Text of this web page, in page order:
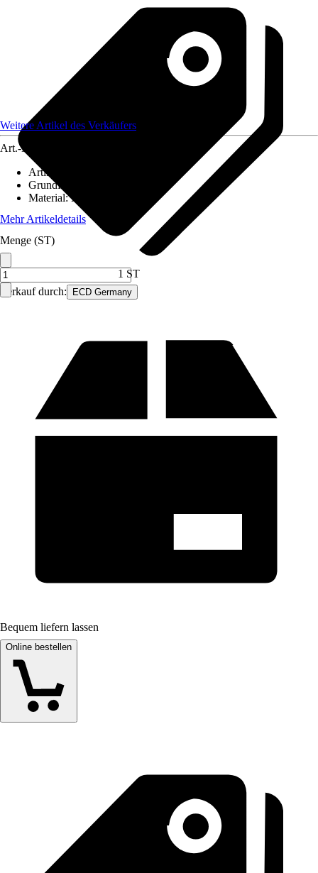
Verkauf durch: ECD Germany
Weitere Artikel des Verkäufers
Art.-Nr.
Artikeltyp
Grundfarbe
Material:Metall
Mehr Artikeldetails
Menge (ST)
1 ST
Bequem liefern lassen
Online bestellen